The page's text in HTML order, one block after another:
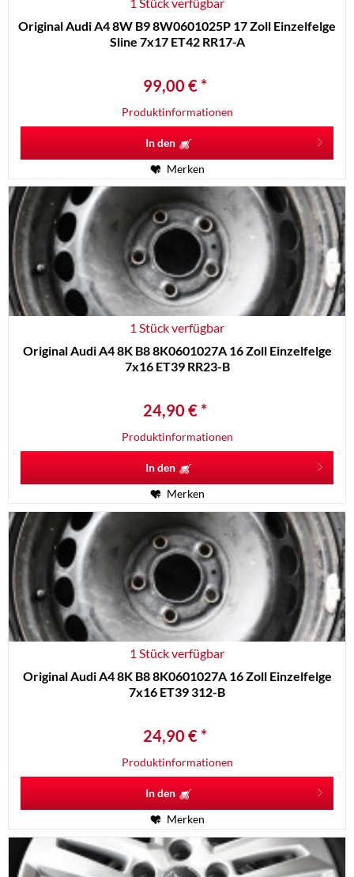
Original Audi A4 8W B9 8W0601025P 17 Zoll Einzelfelge
Sline 7x17 ET42 RR17-A
99,00 € *
Produktinformationen
In den
Merken
1 Stück verfügbar
Original Audi A4 8K B8 8K0601027A 16 Zoll Einzelfelge
7x16 ET39 RR23-B
24,90 € *
Produktinformationen
In den
Merken
1 Stück verfügbar
Original Audi A4 8K B8 8K0601027A 16 Zoll Einzelfelge
7x16 ET39 312-B
24,90 € *
Produktinformationen
In den
Merken